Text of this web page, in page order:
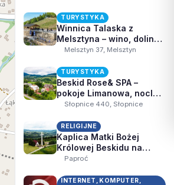
TURYSTYKA
Winnica Talaska z
Melsztyna – wino, dolina
Dunajca
Melsztyn 37, Melsztyn
TURYSTYKA
Beskid Rose& SPA –
pokoje Limanowa, nocleg
Beskid Wyspowy
Słopnice 440, Słopnice
RELIGIJNE
Kaplica Matki Bożej
Królowej Beskidu na
Paproci
Paproć
INTERNET, KOMPUTER,